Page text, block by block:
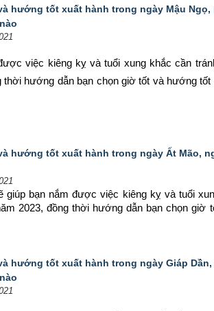
hướng tốt xuất hành trong ngày Mậu Ngọ,
việc kiêng kỵ và tuổi xung khắc cần
thời hướng dẫn bạn chọn giờ tốt và hướng tốt
hướng tốt xuất hành trong ngày Ất Mão,
giúp bạn nắm được việc kiêng kỵ và tuổi
2023, đồng thời hướng dẫn bạn chọn giờ
hướng tốt xuất hành trong ngày Giáp Dần,